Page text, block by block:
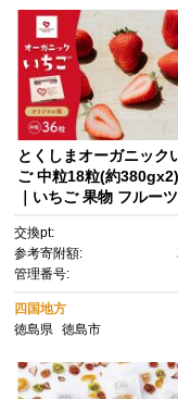
とくしまオーガニック
ご 中粒18粒(約
｜いちご 果物 フルー
ト プレゼント 贈答 ケ
メ デザート おやつ お
無料【2026年12月下
次発送】
交換pt:
参考寄附額:
管理番号:
四国地方
徳島県
徳島市